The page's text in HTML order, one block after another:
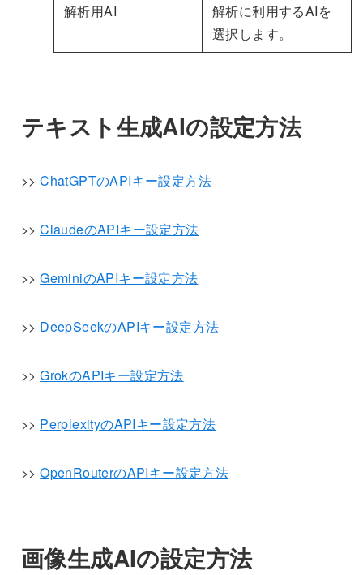
解析用AI
解析に利用するAIを
選択します。
テキスト生成AIの設定方法
>>ChatGPTのAPIキー設定方法
>>ClaudeのAPIキー設定方法
>>GeminiのAPIキー設定方法
>> DeepSeekのAPIキー設定方法
>>GrokのAPIキー設定方法
>> PerplexityのAPIキー設定方法
>>OpenRouterのAPIキー設定方法
画像生成AIの設定方法